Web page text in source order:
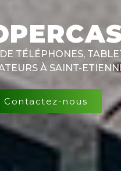
TÉLÉPHONES,
À SAINT-
Contactez-nous